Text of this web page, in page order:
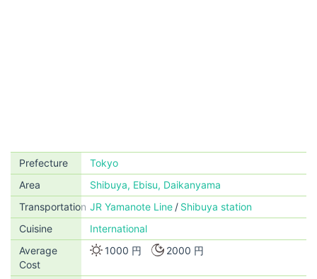
Prefecture
Tokyo
Area
Shibuya, Ebisu, Daikanyama
Transportation JR Yamanote Line
Shibuya station
Cuisine
International
Average
Cost
1000 円 2000 円